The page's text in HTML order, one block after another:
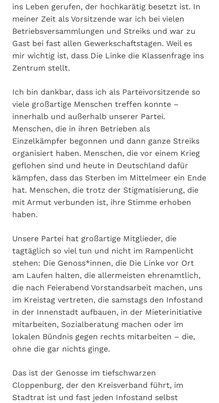
ins Leben gerufen, der hochkarätig besetzt ist. In
meiner Zeit als Vorsitzende war ich bei vielen
Betriebsversammlungen und Streiks und war zu
Gast bei fast allen Gewerkschaftstagen. Weil es
mir wichtig ist, dass Die Linke die Klassenfrage ins
Zentrum stellt.
Ich bin dankbar, dass ich als Parteivorsitzende so
viele großartige Menschen treffen konnte –
innerhalb und außerhalb unserer Partei.
Menschen, die in ihren Betrieben als
Einzelkämpfer begonnen und dann ganze Streiks
organisiert haben. Menschen, die vor einem Krieg
geflohen sind und heute in Deutschland dafür
kämpfen, dass das Sterben im Mittelmeer ein Ende
hat. Menschen, die trotz der Stigmatisierung, die
mit Armut verbunden ist, ihre Stimme erhoben
haben.
Unsere Partei hat großartige Mitglieder, die
tagtäglich so viel tun und nicht im Rampenlicht
stehen: Die Genoss*innen, die Die Linke vor Ort
am Laufen halten, die allermeisten ehrenamtlich,
die nach Feierabend Vorstandsarbeit machen, uns
im Kreistag vertreten, die samstags den Infostand
in der Innenstadt aufbauen, in der Mieterinitiative
mitarbeiten, Sozialberatung machen oder im
lokalen Bündnis gegen rechts mitarbeiten – die,
ohne die gar nichts ginge.
Das ist der Genosse im tiefschwarzen
Cloppenburg, der den Kreisverband führt, im
Stadtrat ist und fast jeden Infostand selbst